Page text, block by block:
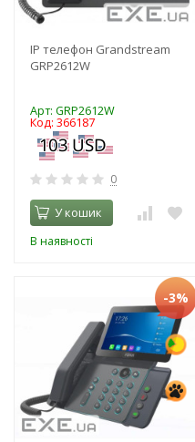
IP телефон Grandstream
GRP2612W
Арт: GRP2612W
Код: 366187
0
У кошик
В наявності
-3%